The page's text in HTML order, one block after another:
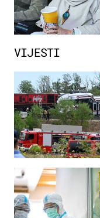
VIJESTI